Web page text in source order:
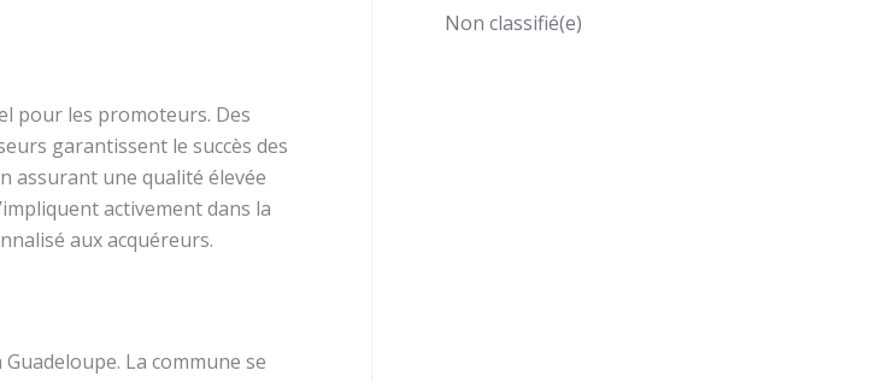
pour les promoteurs. Des
garantissent le succès des
assurant une qualité élevée
activement dans la
aux acquéreurs.
La commune se
Non classifié(e)